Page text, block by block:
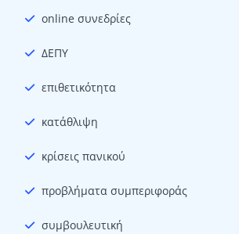
online συνεδρίες
ΔΕΠΥ
επιθετικότητα
κατάθλιψη
κρίσεις πανικού
προβλήματα συμπεριφοράς
συμβουλευτική